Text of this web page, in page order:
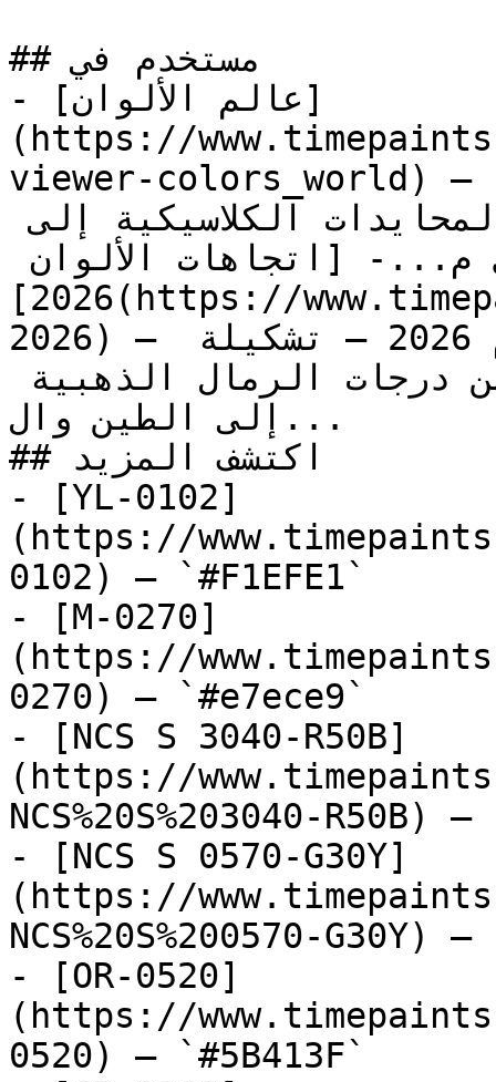
## مستخدم في
- [عالم الألوان]
(https://
viewer-colors_world) — مجموعة شاملة تغطي الطيف
الكامل من الألوان، من المحايدات الكلاسيكية إلى
2026](https://www.timepaints.com/ar/colors/trends-
2026) — اكتشف لوحة الدفء لعام 2026 — تشكيلة
إلى الطين وال...
## اكتشف المزيد
- [YL-0102]
(https://
0102) — `#F1EFE1`
- [M-0270]
(https://
0270) — `#e7ece9`
- [NCS S 3040-R50B]
(https://
NCS%20S%203040-R50B)
- [NCS S 0570-G30Y]
(https://
NCS%20S%200570-G30Y)
- [OR-0520]
(https://
0520) — `#5B413F`